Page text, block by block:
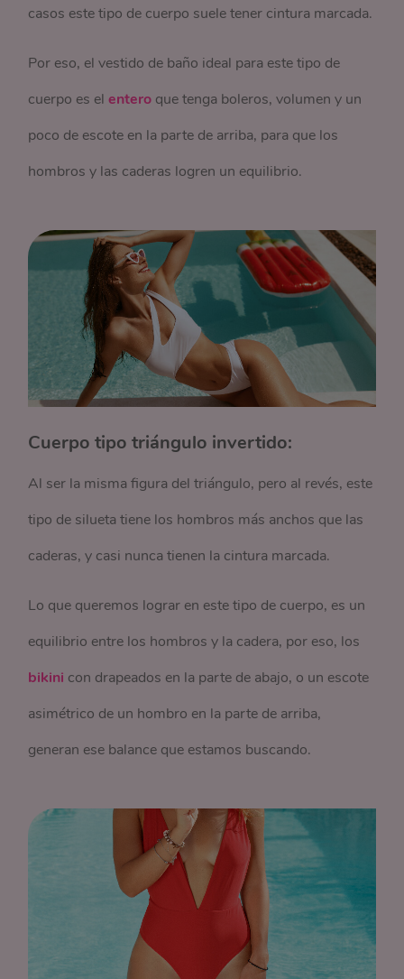
casos este tipo de cuerpo suele tener cintura marcada.
Por eso, el vestido de baño ideal para este tipo de
cuerpo es elentero que tenga boleros, volumen y un
poco de escote en la parte de arriba, para que los
hombros y las caderas logren un equilibrio.
Cuerpo tipo triángulo invertido:
Al ser la misma figura del triángulo, pero al revés, este
tipo de silueta tiene los hombros más anchos que las
caderas, y casi nunca tienen la cintura marcada.
Lo que queremos lograr en este tipo de cuerpo, es un
equilibrio entre los hombros y la cadera, por eso, los
bikini con drapeados en la parte de abajo, o un escote
asimétrico de un hombro en la parte de arriba,
generan ese balance que estamos buscando.